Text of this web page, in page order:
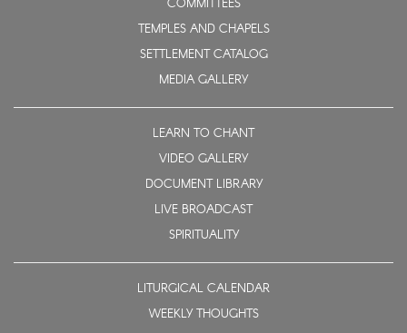
COMMITTEES
TEMPLES AND CHAPELS
SETTLEMENT CATALOG
MEDIA GALLERY
LEARN TO CHANT
VIDEO GALLERY
DOCUMENT LIBRARY
LIVE BROADCAST
SPIRITUALITY
LITURGICAL CALENDAR
WEEKLY THOUGHTS